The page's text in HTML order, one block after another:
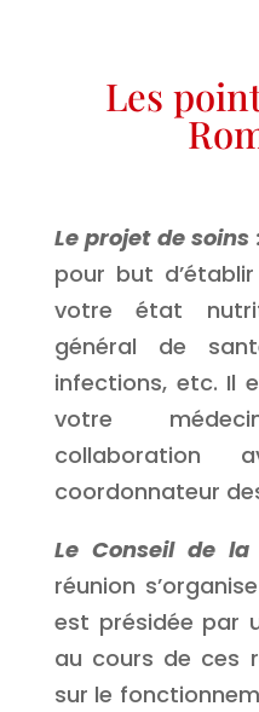
Les
Le projet de soins
pour but
votre état
général de
infections, etc. Il
votre
collaboration
coordonnateur
Le Conseil de
réunion
est présidée par
au cours de ces
sur le